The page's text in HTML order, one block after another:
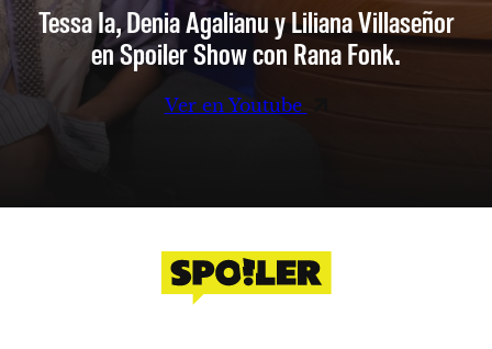
Tessa Ia, Denia Agalianu y Liliana Villaseñor
en Spoiler Show con Rana Fonk.
Ver en Youtube